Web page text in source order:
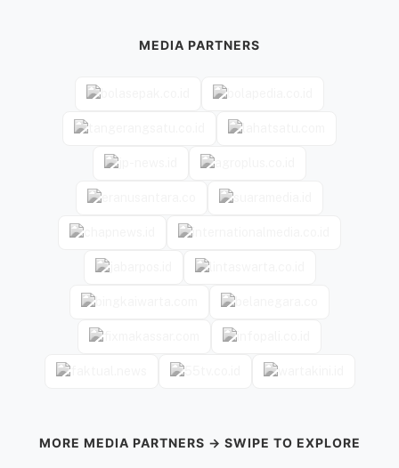
MEDIA PARTNERS
MORE MEDIA PARTNERS → SWIPE TO EXPLORE